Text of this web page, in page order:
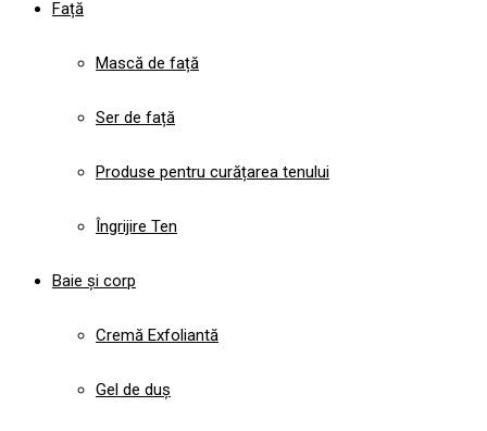
Față
Mască de față
Ser de față
Produse pentru curățarea tenului
Îngrijire Ten
Baie și corp
Cremă Exfoliantă
Gel de duș